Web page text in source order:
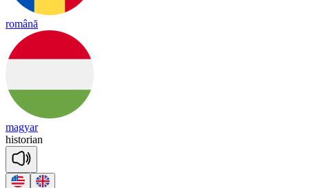
română
magyar
historian